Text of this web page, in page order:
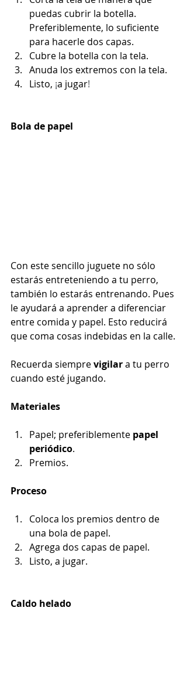
puedas cubrir la botella.
Preferiblemente, lo suficiente
para hacerle dos capas.
Cubre la botella con la tela.
Anuda los extremos con la tela.
Listo, ¡a jugar!
Bola de papel
Con este sencillo juguete no sólo
estarás entreteniendo a tu perro,
también lo estarás entrenando. Pues
le ayudará a aprender a diferenciar
entre comida y papel. Esto reducirá
que coma cosas indebidas en la calle.
Recuerda siempre vigilar a tu perro
cuando esté jugando.
Materiales
Papel; preferiblemente papel
periódico.
Premios.
Proceso
Coloca los premios dentro de
una bola de papel.
Agrega dos capas de papel.
Listo, a jugar.
Caldo helado